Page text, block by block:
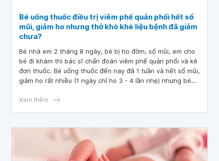
Bé uống thuốc điều trị viêm phế quản phổi hết sổ
mũi, giảm ho nhưng thở khò khè liệu bệnh đã giảm
chưa?
Bé nhà em 2 tháng 8 ngày, bé bị ho đờm, sổ mũi, em cho
bé đi khám thì bác sĩ chẩn đoán viêm phế quản phổi và kê
đơn thuốc. Bé uống thuốc đến nay đã 1 tuần và hết sổ mũi,
giảm ho rất nhiều (1 ngày chỉ ho 3 - 4 lần nhẹ) nhưng bé
Xem thêm